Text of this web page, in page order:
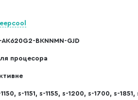
AK620G2-BKNNMN-GJD
процесора
s-1151, s-1155, s-1200, s-1700, s-